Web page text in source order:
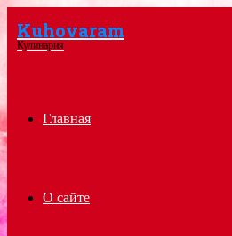
Menu
Kuhovaram
Кулинария
Главная
О сайте